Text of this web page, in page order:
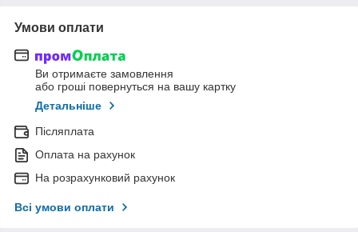
Умови оплати
Ви отримаєте замовлення
або гроші повернуться на вашу картку
Детальніше
Післяплата
Оплата на рахунок
На розрахунковий рахунок
Всі умови оплати